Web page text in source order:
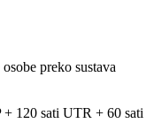
preko sustava
+ 120 sati UTR + 60 sati